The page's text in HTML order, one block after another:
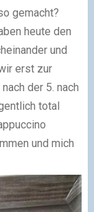
gemacht?
heute den
und
erst zur
der 5. nach
total
und mich